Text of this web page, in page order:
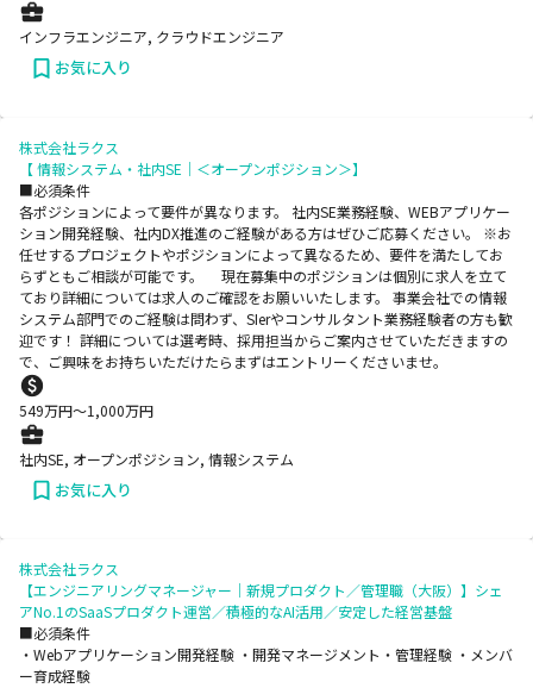
インフラエンジニア, クラウドエンジニア
お気に入り
株式会社ラクス
【 情報システム・社内SE｜＜オープンポジション＞】
■必須条件
各ポジションによって要件が異なります。 社内SE業務経験、WEBアプリケー
ション開発経験、社内DX推進のご経験がある方はぜひご応募ください。 ※お
任せするプロジェクトやポジションによって異なるため、要件を満たしてお
らずともご相談が可能です。 現在募集中のポジションは個別に求人を立て
ており詳細については求人のご確認をお願いいたします。 事業会社での情報
システム部門でのご経験は問わず、SIerやコンサルタント業務経験者の方も歓
迎です！ 詳細については選考時、採用担当からご案内させていただきますの
で、ご興味をお持ちいただけたらまずはエントリーくださいませ。
549万円〜1,000万円
社内SE, オープンポジション, 情報システム
お気に入り
株式会社ラクス
【エンジニアリングマネージャー｜新規プロダクト／管理職（大阪）】シェ
アNo.1のSaaSプロダクト運営／積極的なAI活用／安定した経営基盤
■必須条件
・Webアプリケーション開発経験 ・開発マネージメント・管理経験 ・メンバ
ー育成経験